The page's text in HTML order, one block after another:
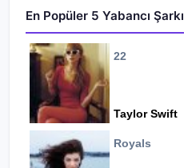
En Popüler 5 Yabancı Şarkı
22
Taylor Swift
Royals